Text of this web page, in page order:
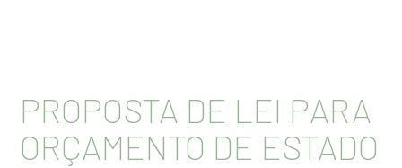
PROPOSTA DE LEI PARA
ORÇAMENTO DE ESTADO